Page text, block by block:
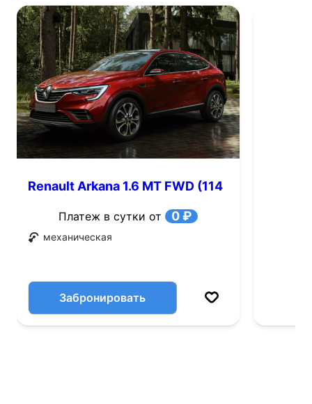
Renault Arkana 1.6 MT FWD (114
Платеж в сутки от 0 ₽
механическая
Забронировать